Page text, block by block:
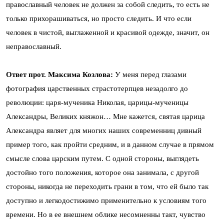
православный человек не должен за собой следить, то есть не
только прихорашиваться, но просто следить. И что если
человек в чистой, выглаженной и красивой одежде, значит, он
неправославный.
Ответ прот. Максима Козлова: У меня перед глазами
фотография царственных страстотерпцев незадолго до
революции: царя-мученика Николая, царицы-мученицы
Александры, Великих княжон… Мне кажется, святая царица
Александра являет для многих наших современниц дивный
пример того, как пройти средним, и в данном случае в прямом
смысле слова царским путем. С одной стороны, выглядеть
достойно того положения, которое она занимала, с другой
стороны, никогда не переходить грани в том, что ей было так
доступно и легкодостижимо применительно к условиям того
времени. Но в ее внешнем облике несомненны такт, чувство